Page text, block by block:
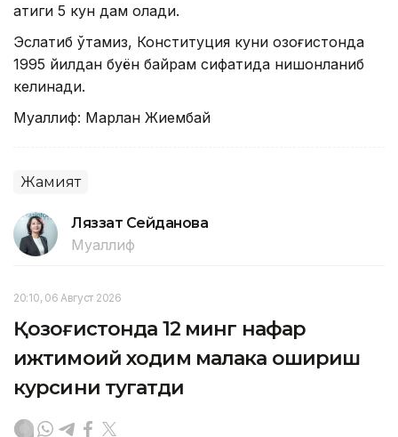
атиги 5 кун дам олади.
Эслатиб ўтамиз, Конституция куни Қозоғистонда
1995 йилдан буён байрам сифатида нишонланиб
келинади.
Муаллиф: Марлан Жиембай
Жамият
Ляззат Сейданова
Муаллиф
20:10, 06 Август 2026
Қозоғистонда 12 минг нафар
ижтимоий ходим малака ошириш
курсини тугатди